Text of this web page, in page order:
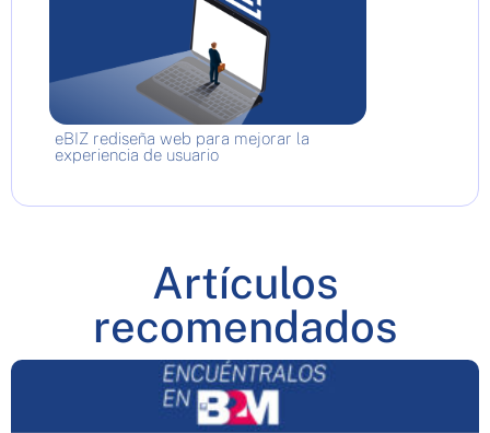
eBIZ rediseña web para mejorar la
experiencia de usuario
Artículos
recomendados